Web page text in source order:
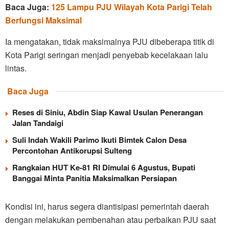
Baca Juga: 125 Lampu PJU Wilayah Kota Parigi Telah
Berfungsi Maksimal
Ia mengatakan, tidak maksimalnya PJU dibeberapa titik di
Kota Parigi seringan menjadi penyebab kecelakaan lalu
lintas.
Baca Juga
Reses di Siniu, Abdin Siap Kawal Usulan Penerangan
Jalan Tandaigi
Suli Indah Wakili Parimo Ikuti Bimtek Calon Desa
Percontohan Antikorupsi Sulteng
Rangkaian HUT Ke-81 RI Dimulai 6 Agustus, Bupati
Banggai Minta Panitia Maksimalkan Persiapan
Kondisi ini, harus segera diantisipasi pemerintah daerah
dengan melakukan pembenahan atau perbaikan PJU saat